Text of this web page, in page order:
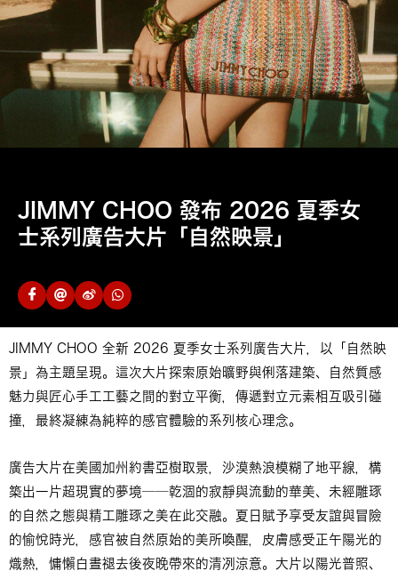
JIMMY CHOO 發布 2026 夏季女
士系列廣告大片「自然映景」
JIMMY CHOO 全新 2026 夏季女士系列廣告大片，以「自然映
景」為主題呈現。這次大片探索原始曠野與俐落建築、自然質感
魅力與匠心手工工藝之間的對立平衡，傳遞對立元素相互吸引碰
撞，最終凝練為純粹的感官體驗的系列核心理念。
廣告大片在美國加州約書亞樹取景，沙漠熱浪模糊了地平線，構
築出一片超現實的夢境──乾涸的寂靜與流動的華美、未經雕琢
的自然之態與精工雕琢之美在此交融。夏日賦予享受友誼與冒險
的愉悅時光，感官被自然原始的美所喚醒，皮膚感受正午陽光的
熾熱，慵懶白晝褪去後夜晚帶來的清冽涼意。大片以陽光普照、